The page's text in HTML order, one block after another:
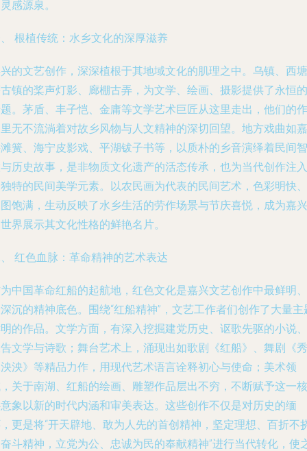
感源泉。
根植传统：水乡文化的深厚滋养
的文艺创作，深深植根于其地域文化的肌理之中。乌镇、西塘
镇的桨声灯影、廊棚古弄，为文学、绘画、摄影提供了永恒的
。茅盾、丰子恺、金庸等文学艺术巨匠从这里走出，他们的作
无不流淌着对故乡风物与人文精神的深切回望。地方戏曲如嘉
簧、海宁皮影戏、平湖钹子书等，以质朴的乡音演绎着民间智
历史故事，是非物质文化遗产的活态传承，也为当代创作注入
特的民间美学元素。以农民画为代表的民间艺术，色彩明快、
饱满，生动反映了水乡生活的劳作场景与节庆喜悦，成为嘉兴
界展示其文化性格的鲜艳名片。
红色血脉：革命精神的艺术表达
中国革命红船的起航地，红色文化是嘉兴文艺创作中最鲜明、
沉的精神底色。围绕“红船精神”，文艺工作者们创作了大量主
的作品。文学方面，有深入挖掘建党历史、讴歌先驱的小说、
文学与诗歌；舞台艺术上，涌现出如歌剧《红船》、舞剧《秀
泱》等精品力作，用现代艺术语言诠释初心与使命；美术领
关于南湖、红船的绘画、雕塑作品层出不穷，不断赋予这一核
象以新的时代内涵和审美表达。这些创作不仅是对历史的缅
更是将“开天辟地、敢为人先的首创精神，坚定理想、百折不
斗精神，立党为公、忠诚为民的奉献精神”进行当代转化，使